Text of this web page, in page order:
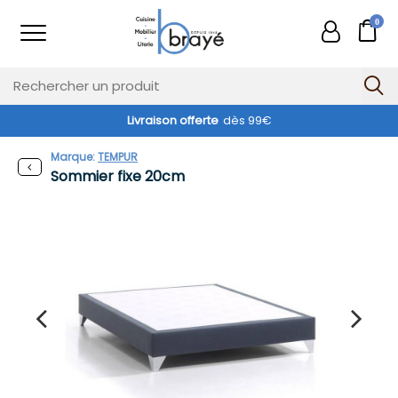
0
Livraison offerte dès 99€
Sommier fixe 20cm
Marque:TEMPUR